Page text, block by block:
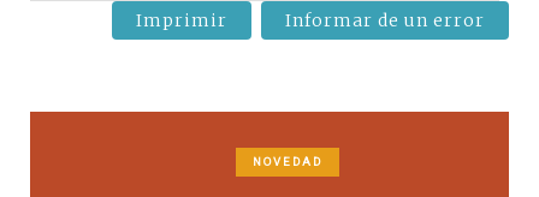
Imprimir Informar de un error
NOVEDAD